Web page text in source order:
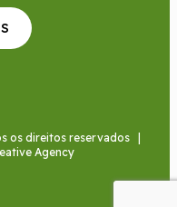
os direitos reservados |
Agency